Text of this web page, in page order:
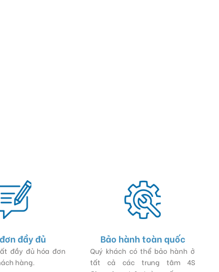
đầy đủ
đầy đủ hóa đơn
hàng.
Bảo hành toàn quốc
Quý khách có thể bảo hành ở
tất cả các trung tâm 4S